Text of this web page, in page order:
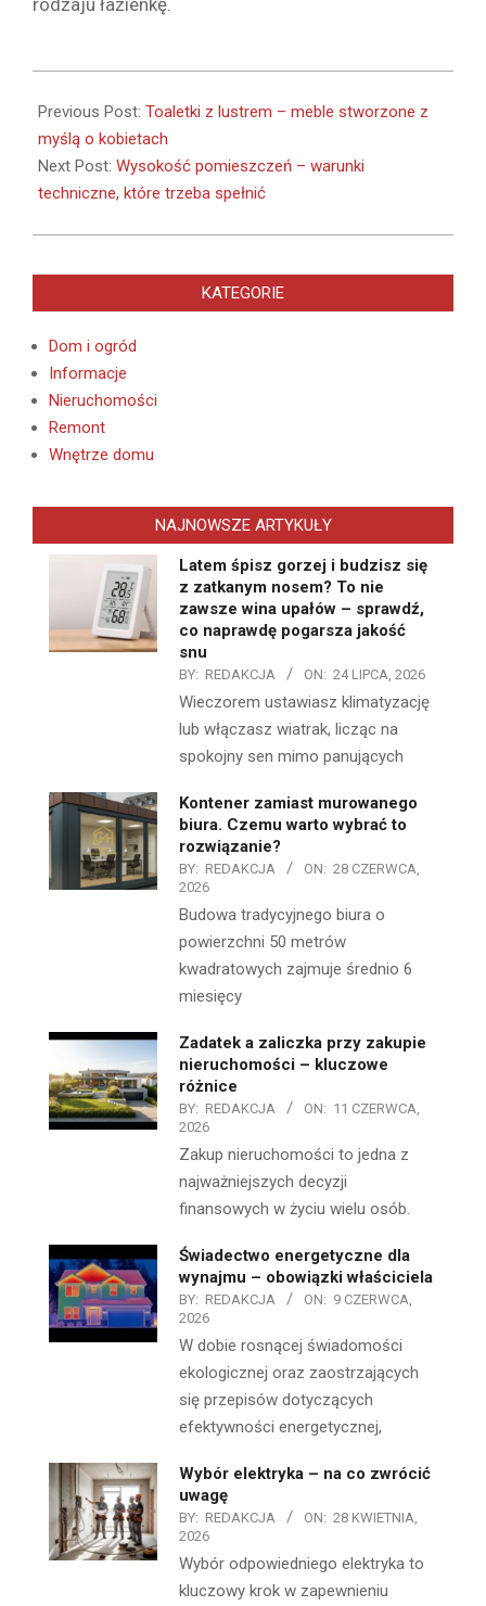
rodzaju łazienkę.
01-
11
Previous Post: Toaletki z lustrem – meble stworzone z
myślą o kobietach
Next Post: Wysokość pomieszczeń – warunki
techniczne, które trzeba spełnić
KATEGORIE
Dom i ogród
Informacje
Nieruchomości
Remont
Wnętrze domu
NAJNOWSZE ARTYKUŁY
Latem śpisz gorzej i budzisz się
z zatkanym nosem? To nie
zawsze wina upałów – sprawdź,
co naprawdę pogarsza jakość
snu
BY: REDAKCJA ON: 24 LIPCA, 2026
Wieczorem ustawiasz klimatyzację
lub włączasz wiatrak, licząc na
spokojny sen mimo panujących
Kontener zamiast murowanego
biura. Czemu warto wybrać to
rozwiązanie?
BY: REDAKCJA ON: 28 CZERWCA,
2026
Budowa tradycyjnego biura o
powierzchni 50 metrów
kwadratowych zajmuje średnio 6
miesięcy
Zadatek a zaliczka przy zakupie
nieruchomości – kluczowe
różnice
BY: REDAKCJA ON: 11 CZERWCA,
2026
Zakup nieruchomości to jedna z
najważniejszych decyzji
finansowych w życiu wielu osób.
Świadectwo energetyczne dla
wynajmu – obowiązki właściciela
BY: REDAKCJA ON: 9 CZERWCA,
2026
W dobie rosnącej świadomości
ekologicznej oraz zaostrzających
się przepisów dotyczących
efektywności energetycznej,
Wybór elektryka – na co zwrócić
uwagę
BY: REDAKCJA ON: 28 KWIETNIA,
2026
Wybór odpowiedniego elektryka to
kluczowy krok w zapewnieniu